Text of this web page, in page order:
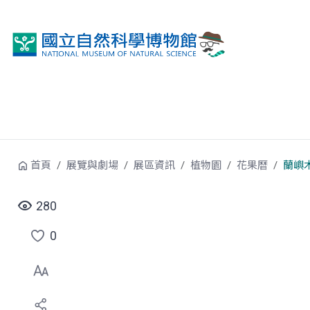
首頁 展覽與劇場 展區資訊 植物園 花果曆 蘭嶼
280
點
選
喜
0